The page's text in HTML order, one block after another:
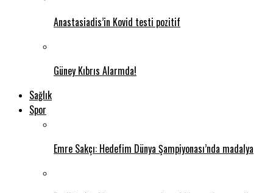
Anastasiadis’in Kovid testi pozitif
Güney Kıbrıs Alarmda!
Sağlık
Spor
Emre Sakçı: Hedefim Dünya Şampiyonası’nda madalya